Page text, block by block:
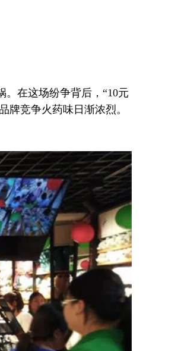
在这场纷争背后，“10元
牌竞争火药味日渐浓烈。